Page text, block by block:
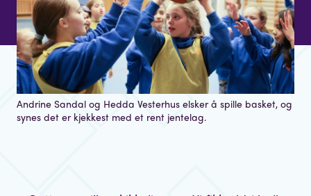
Andrine Sandal og Hedda Vesterhus elsker å spille basket, og
synes det er kjekkest med et rent jentelag.